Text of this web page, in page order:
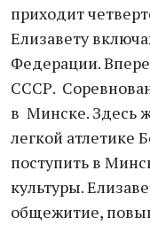
приходит
Елизавету
Федерации.
СССР.
в Минске. Здесь
легкой атлетике
поступить в
культуры.
общежитие,